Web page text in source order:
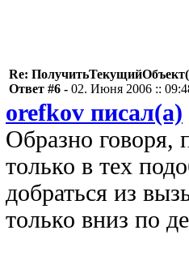
Re:
Ответ #6 - 02. Июня 2006 ::
orefkov писал(а)
Образно говоря,
только в тех
добраться из
только вниз по